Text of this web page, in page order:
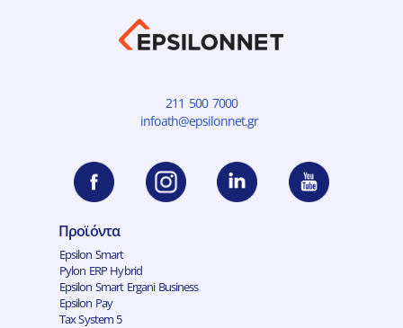
211 500 7000
infoath@epsilonnet.gr
Προϊόντα
Epsilon Smart
Pylon ERP Hybrid
Epsilon Smart Ergani Business
Epsilon Pay
Tax System 5